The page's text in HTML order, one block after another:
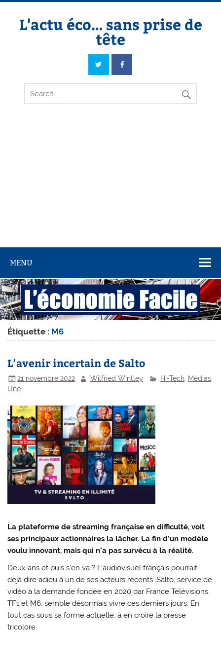
Skip
contentL'actu éco… sans prise de
tête
L'actu éco… sans prise de tête
MENU
Étiquette : M6
L’avenir incertain de Salto
21 novembre 2022 Wilfried Wintley Hi-Tech, Médias,
Une
La plateforme de streaming française en difficulté, voit
ses principaux actionnaires la lâcher. La fin d’un modèle
voulu innovant, mais qui n’a pas survécu à la réalité.
Deux ans et puis s’en va ? L’audiovisuel français pourrait
déjà dire adieu à un de ses acteurs récents. Salto, service de
vidéo à la demande fondée en 2020 par France Télévisions,
TF1 et M6, semble désormais vivre ces derniers jours. En
tout cas sous sa forme actuelle, à en croire la presse
tricolore.